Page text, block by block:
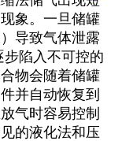
象。一旦储罐
导致气体泄露
陷入不可控的
物会随着储罐
并自动恢复到
气时容易控制
的液化法和压